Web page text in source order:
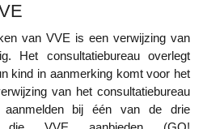
Het consultatiebureau overlegt
kind in aanmerking komt voor het
van het consultatiebureau
bij één van de drie